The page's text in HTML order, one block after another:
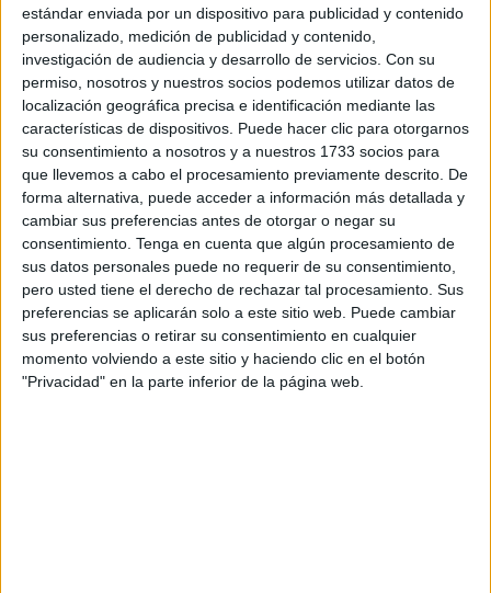
estándar enviada por un dispositivo para publicidad y contenido
personalizado, medición de publicidad y contenido,
investigación de audiencia y desarrollo de servicios. Con su
permiso, nosotros y nuestros socios podemos utilizar datos de
localización geográfica precisa e identificación mediante las
características de dispositivos. Puede hacer clic para otorgarnos
su consentimiento a nosotros y a nuestros 1733 socios para
que llevemos a cabo el procesamiento previamente descrito. De
forma alternativa, puede acceder a información más detallada y
cambiar sus preferencias antes de otorgar o negar su
consentimiento. Tenga en cuenta que algún procesamiento de
sus datos personales puede no requerir de su consentimiento,
pero usted tiene el derecho de rechazar tal procesamiento. Sus
preferencias se aplicarán solo a este sitio web. Puede cambiar
sus preferencias o retirar su consentimiento en cualquier
momento volviendo a este sitio y haciendo clic en el botón
"Privacidad" en la parte inferior de la página web.
Comisiones Obreras Ceuta (CCOO) ha informado de su
victoria, con mayoría absoluta, en laselecciones
sindicales en laempresaEulen Seguridad, cuyo servicio
está destinado al sector privado y administraciones
públicas.
CCOO ha obtenido un total de 97 votos, mientras que UGT
ha logrado 29 y Solidaridad, 16, es decir, ha ganado de
manera holgada de acuerdo con las cifras proporcionadas
en nota de prensa.
De esta manera, CCOO tendrá 6 delegados en el comité
de empresa, que lo completarán 2 de UGT y 1 de